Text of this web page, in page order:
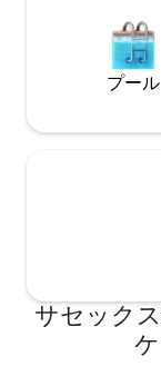
プール
サセック